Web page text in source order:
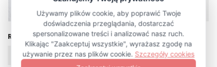
Rozmiar
XS
S M L
XL